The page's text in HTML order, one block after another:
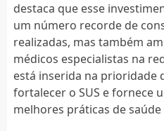
destaca que esse
um número recorde de
realizadas, mas também
médicos especialistas na
está inserida na prioridade
fortalecer o SUS e fornece
melhores práticas de saúde